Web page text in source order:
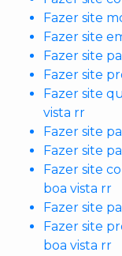
Fazer site
Fazer site
Fazer site
Fazer site
Fazer site
vista rr
Fazer site
Fazer site
Fazer site
boa vista rr
Fazer site
Fazer site
boa vista rr